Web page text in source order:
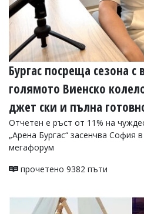
Бургас посреща сезона с
голямото Виенско
джет ски и пълна
Отчетен е ръст от 11% на
„Арена Бургас“ засенчва София
мегафорум
прочетено 9382 пъти